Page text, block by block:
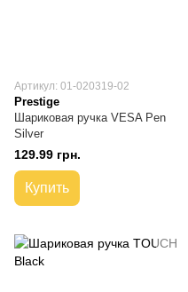
Артикул: 01-020319-02
Prestige
Шариковая ручка VESA Pen
Silver
129.99 грн.
Купить